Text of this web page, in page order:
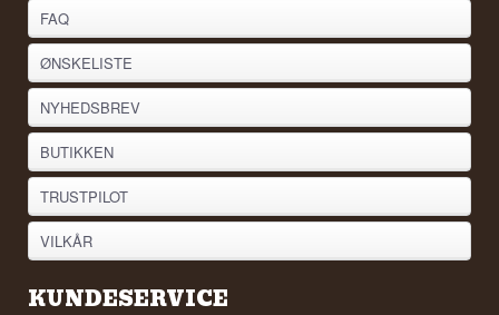
FAQ
ØNSKELISTE
NYHEDSBREV
BUTIKKEN
TRUSTPILOT
VILKÅR
KUNDESERVICE